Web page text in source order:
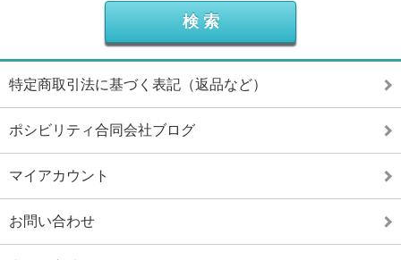
特定商取引法に基づく表記（返品など）
ポシビリティ合同会社ブログ
マイアカウント
お問い合わせ